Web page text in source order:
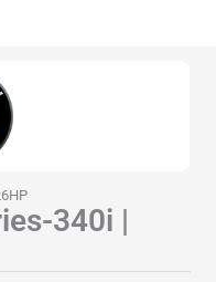
340i |